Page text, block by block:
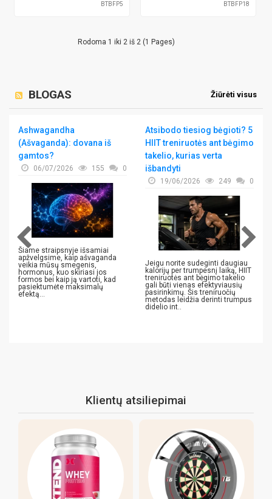
BTBFP5 BTBFP18
Rodoma 1 iki 2 iš 2 (1 Pages)
Žiūrėti visus
BLOGAS
Ashwagandha
(Ašvaganda): dovana iš
gamtos?
06/07/2026 155 0
Šiame straipsnyje išsamiai
apžvelgsime, kaip ašvaganda
veikia mūsų smegenis,
hormonus, kuo skiriasi jos
formos bei kaip ją vartoti, kad
pasiektumėte maksimalų
efektą...
Atsibodo tiesiog bėgioti? 5
HIIT treniruotės ant bėgimo
takelio, kurias verta
išbandyti
19/06/2026 249 0
Jeigu norite sudeginti daugiau
kalorijų per trumpesnį laiką, HIIT
treniruotės ant bėgimo takelio
gali būti vienas efektyviausių
pasirinkimų. Šis treniruočių
metodas leidžia derinti trumpus
didelio int..
Klientų atsiliepimai